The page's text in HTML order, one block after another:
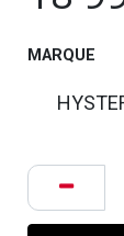
MARQUE